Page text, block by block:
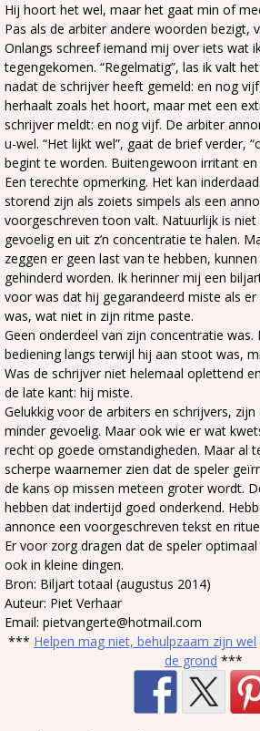
Hij hoort het wel, maar het gaat min of
Pas als de arbiter andere woorden bezigt,
Onlangs schreef iemand mij over iets wat
tegengekomen. “Regelmatig”, las ik valt
nadat de schrijver heeft gemeld: en nog
herhaalt zoals het hoort, maar met een
schrijver meldt: en nog vijf. De arbiter
u-wel. “Het lijkt wel”, gaat de brief verder,
begint te worden. Buitengewoon irritant en
Een terechte opmerking. Het kan
storend zijn als zoiets simpels als een
voorgeschreven toon valt. Natuurlijk is niet
gevoelig en uit z’n concentratie te halen.
zeggen er geen last van te hebben,
gehinderd worden. Ik herinner mij een
voor was dat hij gegarandeerd miste als
was, wat niet in zijn ritme paste.
Geen onderdeel van zijn concentratie was.
bediening langs terwijl hij aan stoot was,
Was de schrijver niet helemaal oplettend
de late kant: hij miste.
Gelukkig voor de arbiters en schrijvers,
minder gevoelig. Maar ook wie er wat
recht op goede omstandigheden. Maar al
scherpe waarnemer zien dat de speler
de kans op missen meteen groter wordt.
hebben dat indertijd goed onderkend.
annonce een voorgeschreven tekst en
Er voor zorg dragen dat de speler
ook in kleine dingen.
Bron: Biljart totaal (augustus 2014)
Auteur: Piet Verhaar
Email: pietvangerte@hotmail.com
*** Helpen mag niet, behulpzaam zijn wel
de grond ***